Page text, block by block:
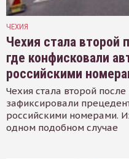
ЧЕХИЯ
Чехия стала второй
где конфисковали
российскими
Чехия стала второй
зафиксировали
российскими номерами.
одном подобном случае